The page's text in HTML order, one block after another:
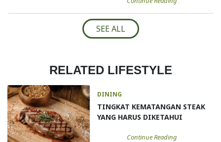
SEE ALL
RELATED LIFESTYLE
DINING
TINGKAT KEMATANGAN STEAK
YANG HARUS DIKETAHUI
Continue Reading